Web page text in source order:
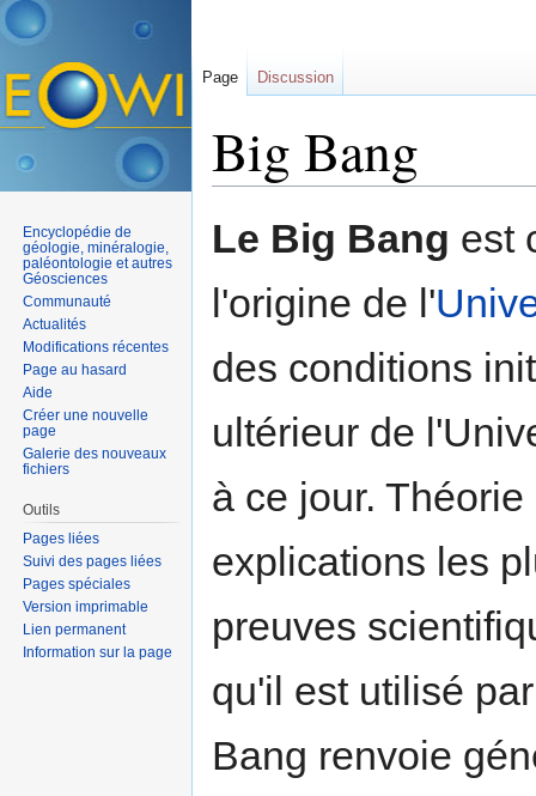
Big Bang
Le Big Bang est
l'origine de l'
des conditions
ultérieur de
à ce jour.
explications les
preuves
qu'il est utilisé
Bang renvoie
Page Discussion
Encyclopédie de
géologie, minéralogie,
paléontologie et autres
Géosciences
Communauté
Actualités
Modifications récentes
Page au hasard
Aide
Créer une nouvelle
page
Galerie des nouveaux
fichiers
Outils
Pages liées
Suivi des pages liées
Pages spéciales
Version imprimable
Lien permanent
Information sur la page